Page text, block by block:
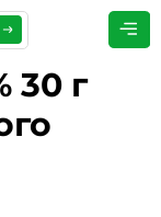
30 г